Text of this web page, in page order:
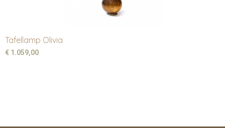
Tafellamp Olivia
€ 1.059,00